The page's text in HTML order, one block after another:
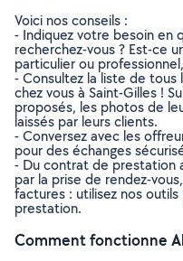
Voici nos conseils :
- Indiquez votre besoin en
recherchez-vous ? Est-ce
particulier ou
- Consultez la liste de tous
chez vous à Saint-Gilles !
proposés, les photos de
laissés par leurs clients.
- Conversez avec les
pour des échanges
- Du contrat de prestation
par la prise de rendez-
factures : utilisez nos
prestation.
Comment fonctionne